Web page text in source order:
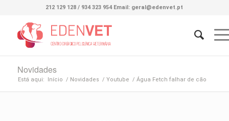
212 129 128 / 934 323 954 Email: geral@edenvet.pt
Novidades
Está aqui: Início / Novidades / Youtube / Água Fetch falhar de cão